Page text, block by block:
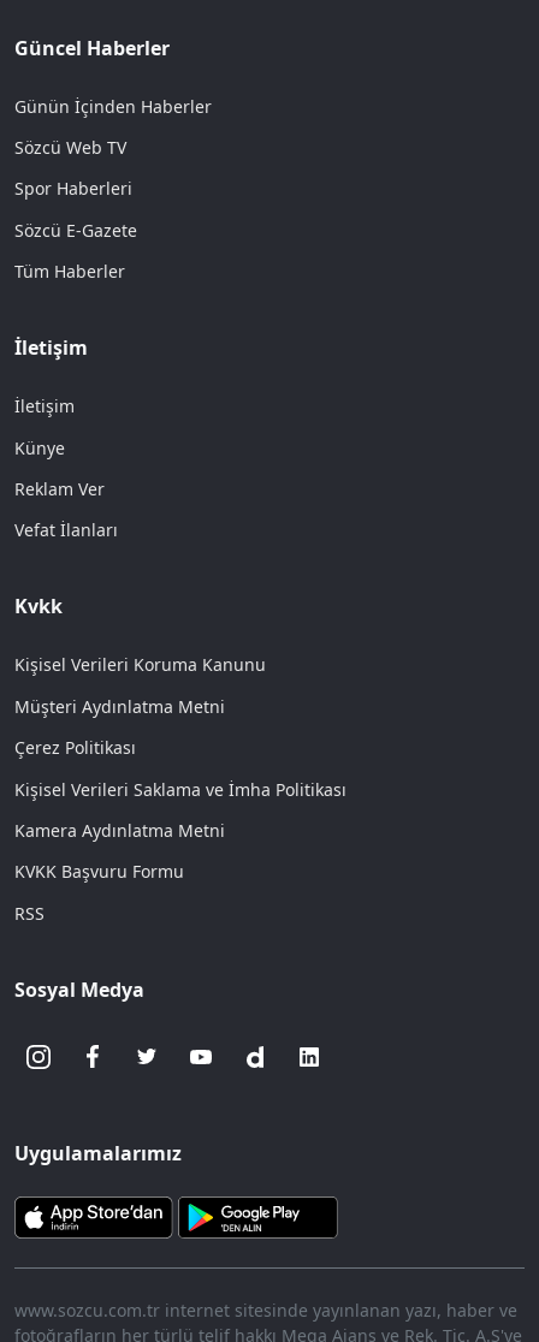
Güncel Haberler
Günün İçinden Haberler
Sözcü Web TV
Spor Haberleri
Sözcü E-Gazete
Tüm Haberler
İletişim
İletişim
Künye
Reklam Ver
Vefat İlanları
Kvkk
Kişisel Verileri Koruma Kanunu
Müşteri Aydınlatma Metni
Çerez Politikası
Kişisel Verileri Saklama ve İmha Politikası
Kamera Aydınlatma Metni
KVKK Başvuru Formu
RSS
Sosyal Medya
Uygulamalarımız
www.sozcu.com.tr internet sitesinde yayınlanan yazı, haber ve
fotoğrafların her türlü telif hakkı Mega Ajans ve Rek. Tic. A.Ş'ye